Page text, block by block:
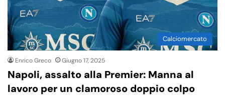
Calciomercato
Enrico Greco Giugno 17, 2025
Napoli, assalto alla Premier: Manna al
lavoro per un clamoroso doppio colpo